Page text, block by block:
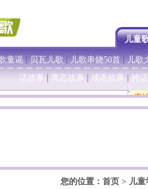
儿童
童谣|贝瓦儿歌|儿歌串烧50首|儿歌
话故事
寓言故事 成语故事 神
您的位置： 首页> 儿童